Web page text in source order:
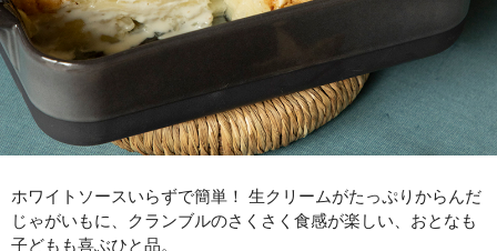
ホワイトソースいらずで簡単！ 生クリームがたっぷりからんだ
じゃがいもに、クランブルのさくさく食感が楽しい、おとなも
子どもも喜ぶひと品。